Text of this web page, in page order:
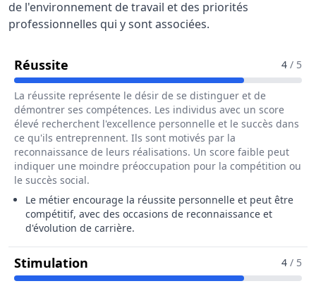
de l'environnement de travail et des priorités
professionnelles qui y sont associées.
Réussite 4 / 5
La réussite représente le désir de se distinguer et de
démontrer ses compétences. Les individus avec un score
élevé recherchent l'excellence personnelle et le succès dans
ce qu'ils entreprennent. Ils sont motivés par la
reconnaissance de leurs réalisations. Un score faible peut
indiquer une moindre préoccupation pour la compétition ou
le succès social.
Le métier encourage la réussite personnelle et peut être
compétitif, avec des occasions de reconnaissance et
d'évolution de carrière.
Stimulation 4 / 5